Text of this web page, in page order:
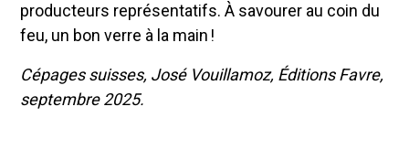
producteurs représentatifs. À savourer au coin du
feu, un bon verre à la main !
Cépages suisses, José Vouillamoz, Éditions Favre,
septembre 2025.